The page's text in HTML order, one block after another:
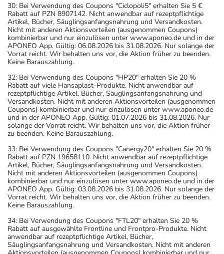
30: Bei Verwendung des Coupons "Ciclopoli5" erhalten Sie 5 €
Rabatt auf PZN 8907142. Nicht anwendbar auf rezeptpflichtige
Artikel, Bücher, Säuglingsanfangsnahrung und Versandkosten.
Nicht mit anderen Aktionsvorteilen (ausgenommen Coupons)
kombinierbar und nur einzulösen unter www.aponeo.de und in der
APONEO App. Gültig: 06.08.2026 bis 31.08.2026. Nur solange der
Vorrat reicht. Wir behalten uns vor, die Aktion früher zu beenden.
Keine Barauszahlung.
32: Bei Verwendung des Coupons "HP20" erhalten Sie 20 %
Rabatt auf viele Hansaplast-Produkte. Nicht anwendbar auf
rezeptpflichtige Artikel, Bücher, Säuglingsanfangsnahrung und
Versandkosten. Nicht mit anderen Aktionsvorteilen (ausgenommen
Coupons) kombinierbar und nur einzulösen unter www.aponeo.de
und in der APONEO App. Gültig: 01.07.2026 bis 31.08.2026. Nur
solange der Vorrat reicht. Wir behalten uns vor, die Aktion früher
zu beenden. Keine Barauszahlung.
33: Bei Verwendung des Coupons "Canergy20" erhalten Sie 20 %
Rabatt auf PZN 19658110. Nicht anwendbar auf rezeptpflichtige
Artikel, Bücher, Säuglingsanfangsnahrung und Versandkosten.
Nicht mit anderen Aktionsvorteilen (ausgenommen Coupons)
kombinierbar und nur einzulösen unter www.aponeo.de und in der
APONEO App. Gültig: 03.08.2026 bis 31.08.2026. Nur solange der
Vorrat reicht. Wir behalten uns vor, die Aktion früher zu beenden.
Keine Barauszahlung.
34: Bei Verwendung des Coupons "FTL20" erhalten Sie 20 %
Rabatt auf ausgewählte Frontline und Frontpro-Produkte. Nicht
anwendbar auf rezeptpflichtige Artikel, Bücher,
Säuglingsanfangsnahrung und Versandkosten. Nicht mit anderen